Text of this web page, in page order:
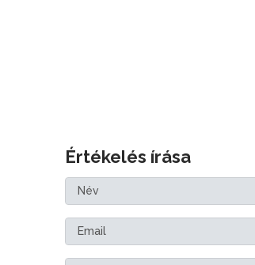
Értékelés írása